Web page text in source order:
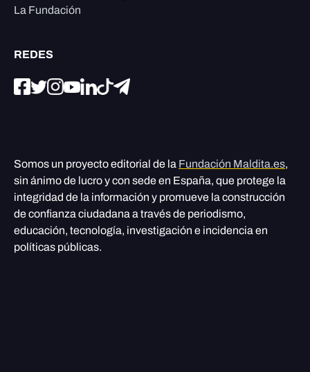
La Fundación
REDES
Somos un proyecto editorial de la Fundación Maldita.es,
sin ánimo de lucro y con sede en España, que protege la
integridad de la información y promueve la construcción
de confianza ciudadana a través de periodismo,
educación, tecnología, investigación e incidencia en
políticas públicas.